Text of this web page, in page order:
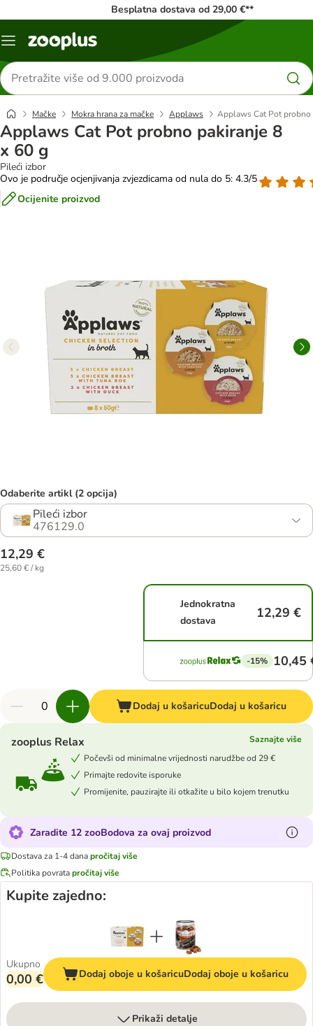
Besplatna dostava od 29,00 €**
Izbornik
Traži
proizvode
Mačke Mokra hrana za mačke Applaws Applaws Cat Pot probno
Applaws Cat Pot probno pakiranje 8
x 60 g
Pileći izbor
Ovo je područje ocjenjivanja zvjezdicama od nula do 5: 4.3/5
Ocijenite proizvod
Odaberite artikl (2 opcija)
Pileći izbor
476129.0
12,29 €
25,60 € / kg
Jednokratna
dostava
12,29 €
-15% 10,45
Dodaj u košaricuDodaj u košaricu
zooplus Relax
Saznajte više
Počevši od minimalne vrijednosti narudžbe od 29 €
Primajte redovite isporuke
Promijenite, pauzirajte ili otkažite u bilo kojem trenutku
Zaradite 12 zooBodova za ovaj proizvod
Dostava za 1-4 danapročitaj više
Politika povratapročitaj više
Kupite zajedno:
Ukupno
0,00 € Dodaj oboje u košaricuDodaj oboje u košaricu
Prikaži detalje